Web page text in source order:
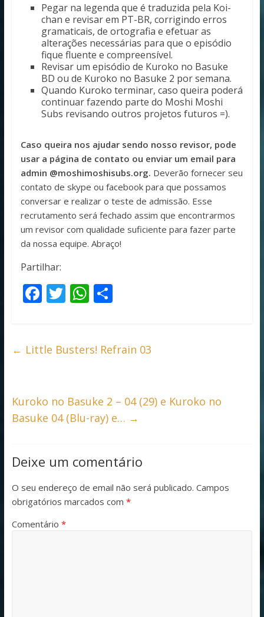
Pegar na legenda que é traduzida pela Koi-
chan e revisar em PT-BR, corrigindo erros
gramaticais, de ortografia e efetuar as
alterações necessárias para que o episódio
fique fluente e compreensível.
Revisar um episódio de Kuroko no Basuke
BD ou de Kuroko no Basuke 2 por semana.
Quando Kuroko terminar, caso queira poderá
continuar fazendo parte do Moshi Moshi
Subs revisando outros projetos futuros =).
Caso queira nos ajudar sendo nosso revisor, pode
usar a página de contato ou enviar um email para
admin @moshimoshisubs.org. Deverão fornecer seu
contato de skype ou facebook para que possamos
conversar e realizar o teste de admissão. Esse
recrutamento será fechado assim que encontrarmos
um revisor com qualidade suficiente para fazer parte
da nossa equipe. Abraço!
Partilhar:
F
b
k
T
er
W
s
p
S
e
← Little Busters! Refrain 03
Kuroko no Basuke 2 – 04 (29) e Kuroko no
Basuke 04 (Blu-ray) e… →
Deixe um comentário
O seu endereço de email não será publicado. Campos
obrigatórios marcados com *
Comentário *